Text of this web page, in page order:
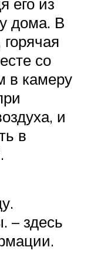
дома. В
со
в камеру
и
в
– здесь